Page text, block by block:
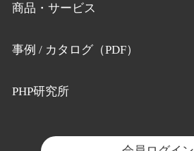
商品・サービス
事例 / カタログ（PDF）
PHP研究所